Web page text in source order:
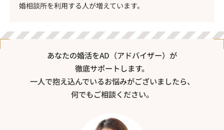
婚相談所を利用する人が増えています。
あなたの婚活をAD（アドバイザー）が
徹底サポートします。
一人で抱え込んでいるお悩みがございましたら、
何でもご相談ください。